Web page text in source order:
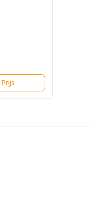
Bereken Jouw Prijs